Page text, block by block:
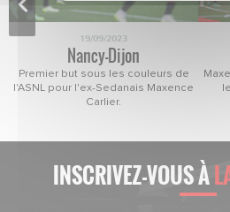
19/09/2023
Nancy-Dijon
Premier but sous les couleurs de
l'ASNL pour l'ex-Sedanais Maxence
Carlier.
INSCRIVEZ-VOUS À